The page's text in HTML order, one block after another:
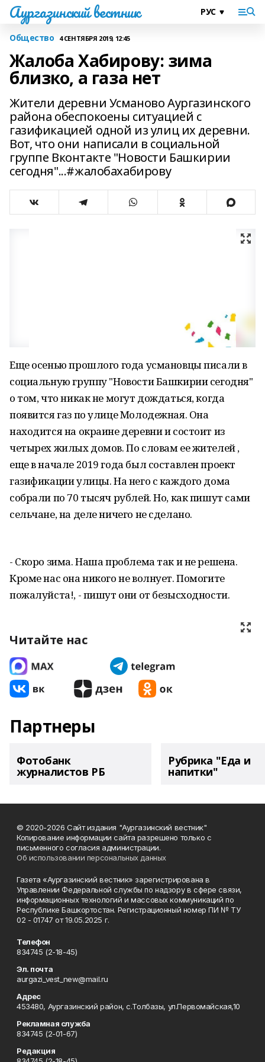
Аургазинский вестник
Общество 4 СЕНТЯБРЯ 2019, 12:45
Жалоба Хабирову: зима
близко, а газа нет
Жители деревни Усманово Аургазинского
района обеспокоены ситуацией с
газификацией одной из улиц их деревни.
Вот, что они написали в социальной
группе Вконтакте "Новости Башкирии
сегодня"...#жалобахабирову
Еще осенью прошлого года усмановцы писали в
социальную группу "Новости Башкирии сегодня"
о том, что никак не могут дождаться, когда
появится газ по улице Молодежная. Она
находится на окраине деревни и состоит из
четырех жилых домов. По словам ее жителей ,
еще в начале 2019 года был составлен проект
газификации улицы. На него с каждого дома
собрали по 70 тысяч рублей. Но, как пишут сами
сельчане, на деле ничего не сделано.
- Скоро зима. Наша проблема так и не решена.
Кроме нас она никого не волнует. Помогите
пожалуйста!, - пишут они от безысходности.
Читайте нас
Партнеры
Фотобанк
журналистов РБ
Рубрика "Еда и
напитки"
© 2020-2026 Сайт издания "Аургазинский вестник"
Копирование информации сайта разрешено только с
письменного согласия администрации.
Об использовании персональных данных
Газета «Аургазинский вестник» зарегистрирована в
Управлении Федеральной службы по надзору в сфере связи,
информационных технологий и массовых коммуникаций по
Республике Башкортостан. Регистрационный номер ПИ № ТУ
02 - 01747 от 19.05.2025 г.
Телефон
834745 (2-18-45)
Эл. почта
aurgazi_vest_new@mail.ru
Адрес
453480, Аургазинский район, с.Толбазы, ул.Первомайская,10
Рекламная служба
834745 (2-01-67)
Редакция